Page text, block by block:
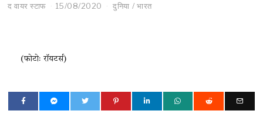
द वायर स्टाफ 15/08/2020 दुनिया / भारत
(फोटोः रॉयटर्स)